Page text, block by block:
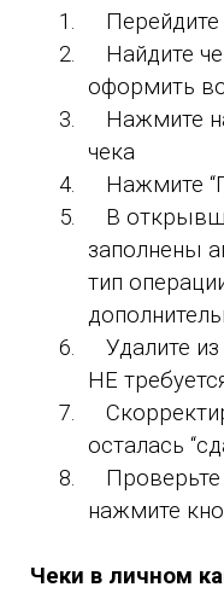
1.
Перейдите
2.
Найдите
оформить
3.
Нажмите
чека
4.
Нажмите
5.
В
заполнены
тип
6.
Удалите
НЕ
7.
осталась
8.
нажмите
Чеки в личном